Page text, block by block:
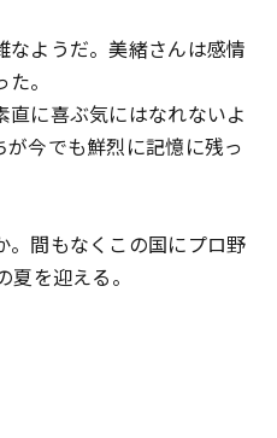
ようだ。美緒さんは感情
。
直に喜ぶ気にはなれないよ
今でも鮮烈に記憶に残っ
間もなくこの国にプロ野
を迎える。